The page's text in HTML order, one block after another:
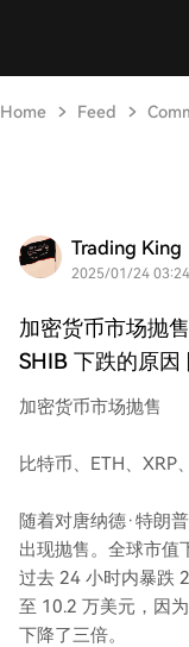
Home Feed
Trading King
2025/01/24 03:24
加密货币市场抛
SHIB 下跌的原因
加密货币市场抛售
比特币、ETH、XRP
随着对唐纳德·特朗
出现抛售。全球市值
过去 24 小时内暴跌
至 10.2 万美元，因
下降了三倍。